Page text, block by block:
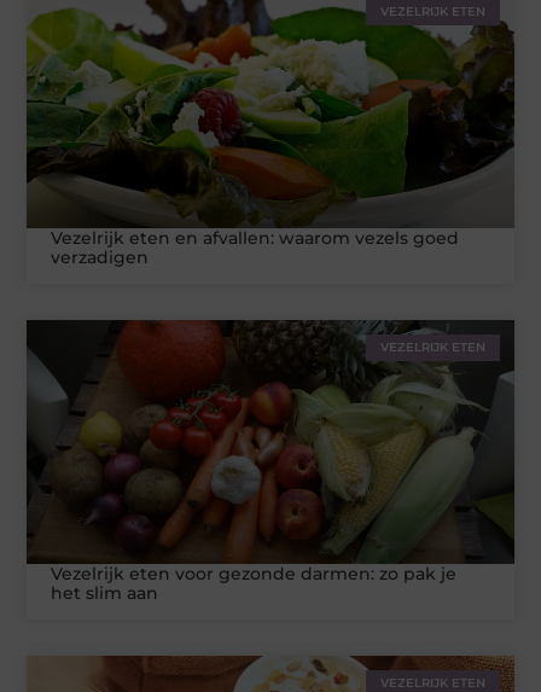
VEZELRIJK ETEN
Vezelrijk eten en afvallen: waarom vezels goed
verzadigen
VEZELRIJK ETEN
Vezelrijk eten voor gezonde darmen: zo pak je
het slim aan
VEZELRIJK ETEN